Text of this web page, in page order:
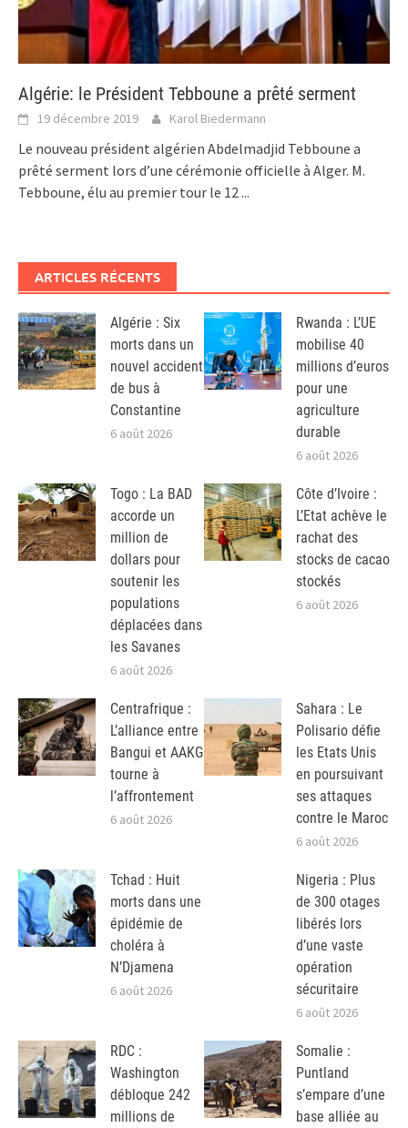
Algérie: le Président Tebboune a prêté serment
19 décembre 2019 Karol Biedermann
Le nouveau président algérien Abdelmadjid Tebboune a
prêté serment lors d’une cérémonie officielle à Alger. M.
Tebboune, élu au premier tour le 12...
ARTICLES RÉCENTS
Algérie : Six
morts dans un
nouvel accident
de bus à
Constantine
6 août 2026
Rwanda : L’UE
mobilise 40
millions d’euros
pour une
agriculture
durable
6 août 2026
Togo : La BAD
accorde un
million de
dollars pour
soutenir les
populations
déplacées dans
les Savanes
6 août 2026
Côte d’Ivoire :
L’Etat achève le
rachat des
stocks de cacao
stockés
6 août 2026
Centrafrique :
L’alliance entre
Bangui et AAKG
tourne à
l’affrontement
6 août 2026
Sahara : Le
Polisario défie
les Etats Unis
en poursuivant
ses attaques
contre le Maroc
6 août 2026
Tchad : Huit
morts dans une
épidémie de
choléra à
N’Djamena
6 août 2026
Nigeria : Plus
de 300 otages
libérés lors
d’une vaste
opération
sécuritaire
6 août 2026
RDC :
Washington
débloque 242
millions de
Somalie :
Puntland
s’empare d’une
base alliée au